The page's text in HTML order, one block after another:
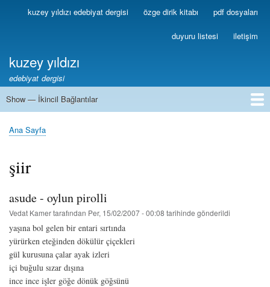
Ana
içeriğe
Birincilkuzey yıldızı edebiyat dergisi özge dirik kitabı pdf dosyaları
duyuru listesi iletişim
kuzey yıldızı
edebiyat dergisi
İkincil
Show — İkincil Bağlantılar
1
2
3
4
5
6
7
8
9
10
11
12
13
Sayfa
Ana Sayfa
şiir
asude - oylun pirolli
Vedat Kamertarafından Per, 15/02/2007 - 00:08 tarihinde gönderildi
yaşına bol gelen bir entari sırtında
yürürken eteğinden dökülür çiçekleri
gül kurusuna çalar ayak izleri
içi buğulu sızar dışına
ince ince işler göğe dönük göğsünü